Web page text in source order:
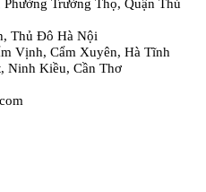
Thủ Đô Hà Nội
Vịnh, Cẩm Xuyên, Hà Tĩnh
Ninh Kiều, Cần Thơ